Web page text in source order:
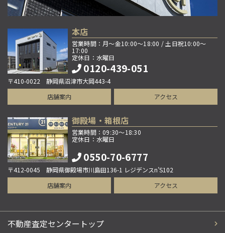
本店
営業時間：月～金10:00～18:00 / 土日祝10:00～
17:00
定休日：水曜日
0120-439-051
〒410-0022 静岡県沼津市大岡443-4
店舗案内
アクセス
御殿場・箱根店
営業時間：09:30～18:30
定休日：水曜日
0550-70-6777
〒412-0045 静岡県御殿場市川島田136-1 レジデンスn’S102
店舗案内
アクセス
不動産査定センタートップ